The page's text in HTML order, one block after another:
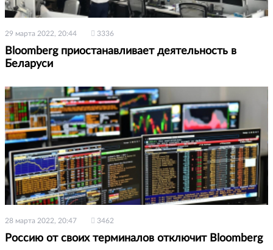
29 марта 2022, 20:44 3336
Bloomberg приостанавливает деятельность в
Беларуси
28 марта 2022, 20:47 3462
Россию от своих терминалов отключит Bloomberg